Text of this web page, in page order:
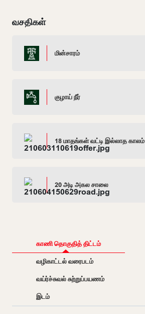
வசதிகள்
மின்சாரம்
குழாய் நீர்
18 மாதங்கள் வட்டி இல்லாத காலம்
20 அடி அகல சாலை
காணி தொகுதித் திட்டம்
வழிகாட்டல் வரைபடம்
வய்ர்ச்சுவல் சுற்றுப்பயணம்
இடம்